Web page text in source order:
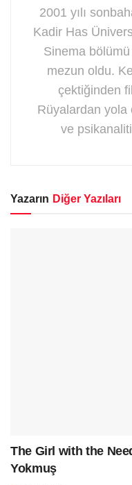
2001 yılı
Kadir Has
Sinema
mezun oldu.
çektiğinden
Rüyalardan yola
ve
Yazarın Diğer Yazıları
The Girl with the
Yokmuş